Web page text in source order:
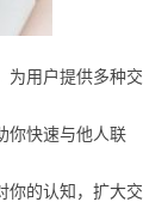
为用户提供多种交
你快速与他人联
你的认知，扩大交